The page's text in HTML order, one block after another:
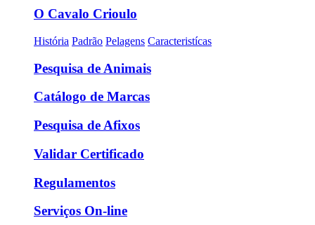
O Cavalo Crioulo
História Padrão Pelagens Caracteristícas
Pesquisa de Animais
Catálogo de Marcas
Pesquisa de Afixos
Validar Certificado
Regulamentos
Serviços On-line